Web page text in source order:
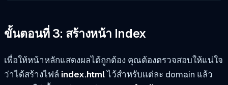
ขั้นตอนที่ 3: สร้างหน้า Index
เพื่อให้หน้าหลักแสดงผลได้ถูกต้อง คุณต้องตรวจสอบให้แน่ใจ
ว่าได้สร้างไฟล์ index.htmlไว้สำหรับแต่ละ domain แล้ว